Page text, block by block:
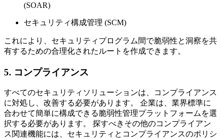
(SOAR)
セキュリティ構成管理 (SCM)
これにより、セキュリティプログラム間で脆弱性と洞察を共
有するための合理化されたルートを作成できます。
5. コンプライアンス
すべてのセキュリティソリューションは、コンプライアンス
に対処し、改善する必要があります。 企業は、業界標準に
合わせて簡単に構成できる脆弱性管理プラットフォームを選
択する必要があります。 探すべきその他のコンプライアン
ス関連機能には、セキュリティとコンプライアンスのポリシ